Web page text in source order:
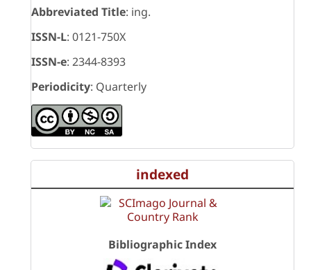
Abbreviated Title: ing.
ISSN-L: 0121-750X
ISSN-e: 2344-8393
Periodicity: Quarterly
indexed
Bibliographic Index